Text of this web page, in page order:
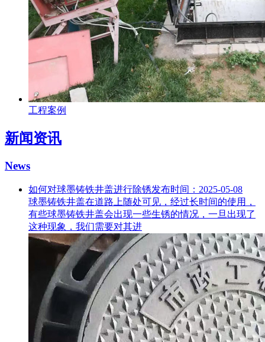
工程案例
新闻资讯
News
如何对球墨铸铁井盖进行除锈发布时间：2025-05-08
球墨铸铁井盖在道路上随处可见，经过长时间的使用，
有些球墨铸铁井盖会出现一些生锈的情况，一旦出现了
这种现象，我们需要对其进